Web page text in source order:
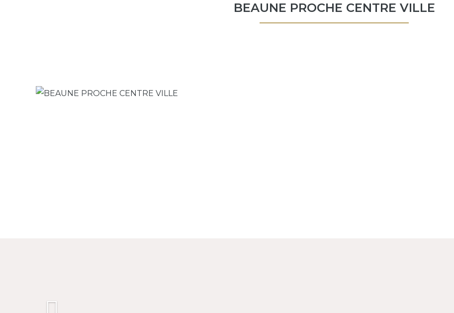
BEAUNE PROCHE CENTRE VILLE